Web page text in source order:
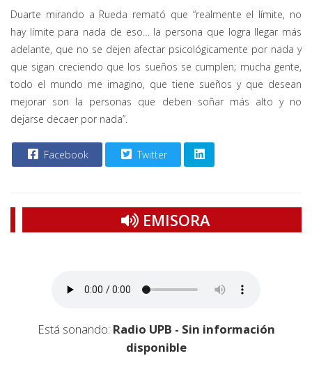
Duarte mirando a Rueda remató que “realmente el límite, no
hay límite para nada de eso… la persona que logra llegar más
adelante, que no se dejen afectar psicológicamente por nada y
que sigan creciendo que los sueños se cumplen; mucha gente,
todo el mundo me imagino, que tiene sueños y que desean
mejorar son la personas que deben soñar más alto y no
dejarse decaer por nada”.
Facebook Twitter
EMISORA
Está sonando: Radio UPB - Sin información
disponible